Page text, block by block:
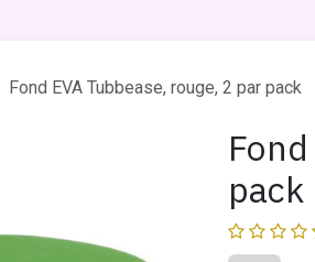
Fond EVA Tubbease, rouge, 2 par pack
pack